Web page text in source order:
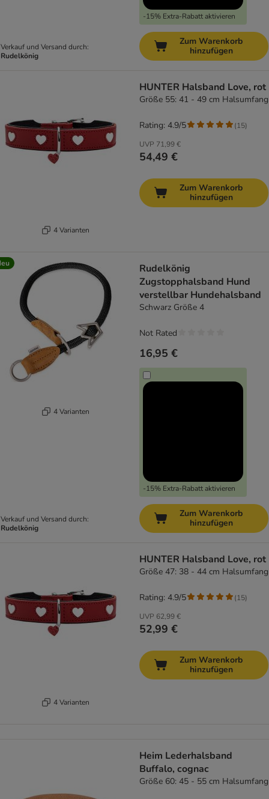
Verkauf und Versand durch:
Rudelkönig
-15% Extra-Rabatt aktivieren
Zum Warenkorb
hinzufügen
4 Varianten
HUNTER Halsband Love, rot
Größe 55: 41 - 49 cm Halsumfang
UVP 71,99 €
54,49 €
Rating: 4.9/5 (15)
Zum Warenkorb
hinzufügen
4 Varianten
Verkauf und Versand durch:
Rudelkönig
Rudelkönig
Zugstopphalsband Hund
verstellbar Hundehalsband
Schwarz Größe 4
16,95 €
-15% Extra-Rabatt aktivieren
Not Rated
Zum Warenkorb
hinzufügen
4 Varianten
HUNTER Halsband Love, rot
Größe 47: 38 - 44 cm Halsumfang
UVP 62,99 €
52,99 €
Rating: 4.9/5 (15)
Zum Warenkorb
hinzufügen
Heim Lederhalsband
Buffalo, cognac
Größe 60: 45 - 55 cm Halsumfang